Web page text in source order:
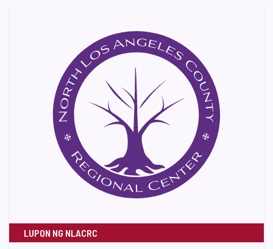
LUPON NG NLACRC